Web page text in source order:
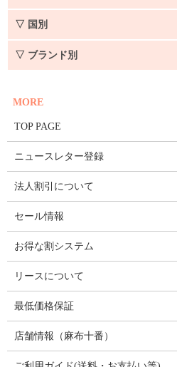
▽ 国別
▽ ブランド別
MORE
TOP PAGE
ニュースレター登録
法人割引について
セール情報
お得な割システム
リースについて
最低価格保証
店舗情報（麻布十番）